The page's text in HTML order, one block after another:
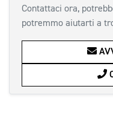
Contattaci ora,
potremmo aiutarti a